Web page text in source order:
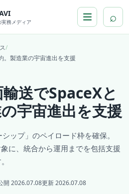
務メディア ⌕
/
。製造業の宇宙進出を支援
送でSpaceXと
宇宙進出を支援
ップ」のペイロード枠を確保。
に、統合から運用までを包括支援
開 2026.07.08更新 2026.07.08